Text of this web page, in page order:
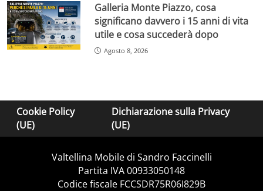
Galleria Monte Piazzo, cosa
significano davvero i 15 anni di vita
utile e cosa succederà dopo
Agosto 8, 2026
Cookie Policy
(UE)
Dichiarazione sulla Privacy
(UE)
Valtellina Mobile di Sandro Faccinelli
Partita IVA 00933050148
Codice fiscale FCCSDR75R06I829B